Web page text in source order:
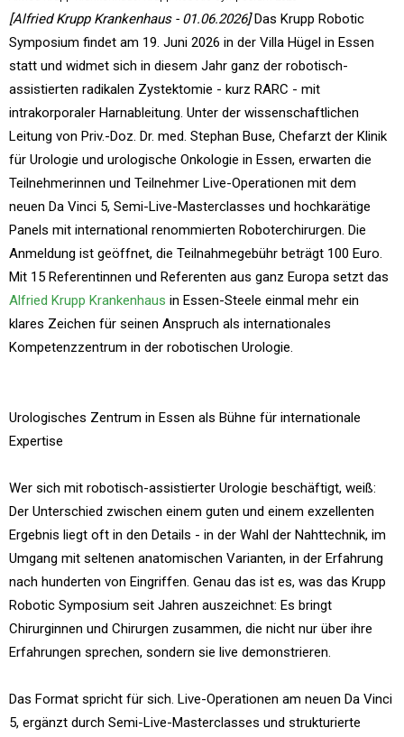
[Alfried Krupp Krankenhaus - 01.06.2026]Das Krupp Robotic
Symposium findet am 19. Juni 2026 in der Villa Hügel in Essen
statt und widmet sich in diesem Jahr ganz der robotisch-
assistierten radikalen Zystektomie - kurz RARC - mit
intrakorporaler Harnableitung. Unter der wissenschaftlichen
Leitung von Priv.-Doz. Dr. med. Stephan Buse, Chefarzt der Klinik
für Urologie und urologische Onkologie in Essen, erwarten die
Teilnehmerinnen und Teilnehmer Live-Operationen mit dem
neuen Da Vinci 5, Semi-Live-Masterclasses und hochkarätige
Panels mit international renommierten Roboterchirurgen. Die
Anmeldung ist geöffnet, die Teilnahmegebühr beträgt 100 Euro.
Mit 15 Referentinnen und Referenten aus ganz Europa setzt das
Alfried Krupp Krankenhaus in Essen-Steele einmal mehr ein
klares Zeichen für seinen Anspruch als internationales
Kompetenzzentrum in der robotischen Urologie.
Urologisches Zentrum in Essen als Bühne für internationale
Expertise
Wer sich mit robotisch-assistierter Urologie beschäftigt, weiß:
Der Unterschied zwischen einem guten und einem exzellenten
Ergebnis liegt oft in den Details - in der Wahl der Nahttechnik, im
Umgang mit seltenen anatomischen Varianten, in der Erfahrung
nach hunderten von Eingriffen. Genau das ist es, was das Krupp
Robotic Symposium seit Jahren auszeichnet: Es bringt
Chirurginnen und Chirurgen zusammen, die nicht nur über ihre
Erfahrungen sprechen, sondern sie live demonstrieren.
Das Format spricht für sich. Live-Operationen am neuen Da Vinci
5, ergänzt durch Semi-Live-Masterclasses und strukturierte